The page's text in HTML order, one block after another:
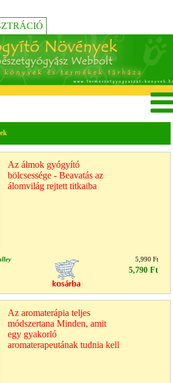
Az álmok gyógyító
bölcsessége - Beavatás az
álomvilág rejtett titkaiba
5,990 Ft
5,790 Ft
Az aromaterápia teljes
módszertana Minden, amit
egy gyakorló
aromaterapeutának tudnia kell